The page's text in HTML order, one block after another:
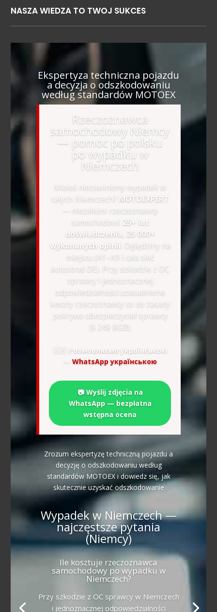
NASZA WIEDZA TO TWOJ SUKCES
Ekspertyza techniczna pojazdu
a decyzja o odszkodowaniu
według standardów MOTOEX
Rzeczoznawca
samochodowy Niemcy
— pomoc po polsku
po wypadku w
Niemczech
Miałeś niezawiniony wypadek w
całych Niemczech? MOTOEXPERT
— niezależni rzeczoznawcy
samochodowi: 25+ lat
doświadczenia, 25 000+
wykonanych opinii . Oględziny na
miejscu (A1–A9 i cała sieć
autostrad DE). Przy szkodzie z OC
sprawcy i jednoznacznej
odpowiedzialności uzasadnione
koszty rzeczoznawcy co do zasady
pokrywa ubezpieczyciel sprawcy
(§ 249 BGB).
🇺🇦 Розмовляємо українською
— WhatsApp українською
📷 Wyślij zdjęcia na
WhatsApp — bezpłatna
wstępna ocena
Zrozum ekspertyzę techniczną pojazdu a
decyzję o odszkodowaniu według
standardów MOTOEX i dowiedz się, jak
skutecznie uzyskać odszkodowanie
Wypadek w Niemczech —
najczęstsze pytania
(Niemcy)
Ile kosztuje rzeczoznawca
samochodowy po wypadku w
Niemczech?
Przy szkodzie z OC sprawcy w Niemczech
i jednoznacznej odpowiedzialności